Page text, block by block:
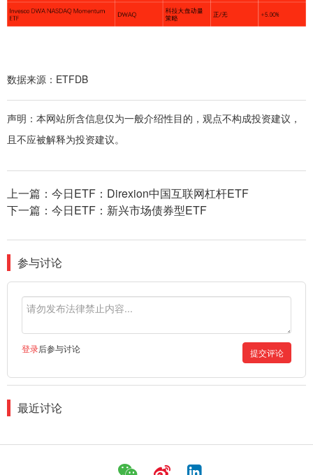
数据来源：ETFDB
声明：本网站所含信息仅为一般介绍性目的，观点不构成投资建议，
且不应被解释为投资建议。
上一篇： 今日ETF：Direxion中国互联网杠杆ETF
下一篇： 今日ETF：新兴市场债券型ETF
参与讨论
登录后参与讨论 提交评论
最近讨论